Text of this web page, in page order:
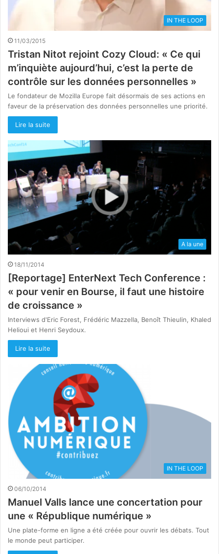
IN THE LOOP
11/03/2015
Tristan Nitot rejoint Cozy Cloud: « Ce qui
m’inquiète aujourd’hui, c’est la perte de
contrôle sur les données personnelles »
Le fondateur de Mozilla Europe fait désormais de ses actions en
faveur de la préservation des données personnelles une priorité.
Lire la suite
A la une
18/11/2014
[Reportage] EnterNext Tech Conference :
« pour venir en Bourse, il faut une histoire
de croissance »
Interviews d'Eric Forest, Frédéric Mazzella, Benoît Thieulin, Khaled
Helioui et Henri Seydoux.
Lire la suite
IN THE LOOP
06/10/2014
Manuel Valls lance une concertation pour
une « République numérique »
Une plate-forme en ligne a été créée pour ouvrir les débats. Tout
le monde peut participer.